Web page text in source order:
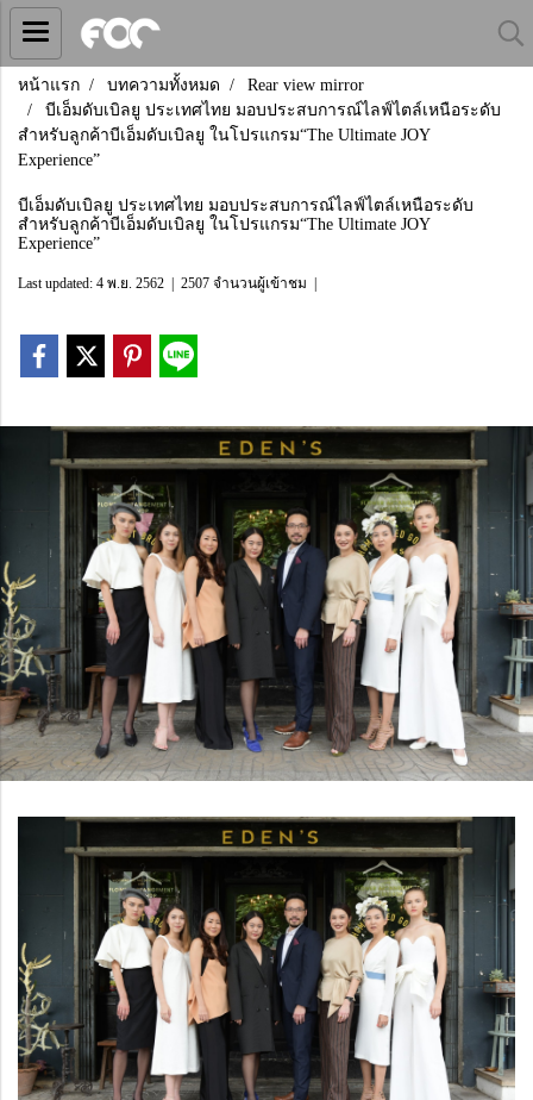
หน้าแรก บทความทั้งหมด
Rear view mirror
บีเอ็มดับเบิลยู ประเทศไทย มอบประสบการณ์ไลฟ์ไตล์เหนือระดับ
สำหรับลูกค้าบีเอ็มดับเบิลยู ในโปรแกรม“The Ultimate JOY
Experience”
บีเอ็มดับเบิลยู ประเทศไทย มอบประสบการณ์ไลฟ์ไตล์เหนือระดับ
สำหรับลูกค้าบีเอ็มดับเบิลยู ในโปรแกรม“The Ultimate JOY
Experience”
Last updated: 4 พ.ย. 2562 2507 จำนวนผู้เข้าชม